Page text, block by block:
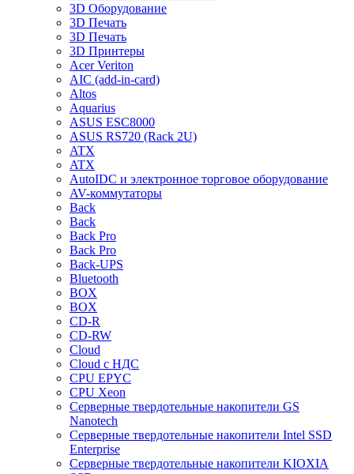
3D Оборудование
3D Печать
3D Печать
3D Принтеры
Acer Veriton
AIC (add-in-card)
Altos
Aquarius
ASUS ESC8000
ASUS RS720 (Rack 2U)
ATX
ATX
AutoIDC и электронное торговое оборудование
AV-коммутаторы
Back
Back
Back Pro
Back Pro
Back-UPS
Bluetooth
BOX
BOX
CD-R
CD-RW
Cloud
Cloud с НДС
CPU EPYC
CPU Xeon
Cерверные твердотельные накопители GS
Nanotech
Cерверные твердотельные накопители Intel SSD
Enterprise
Cерверные твердотельные накопители KIOXIA